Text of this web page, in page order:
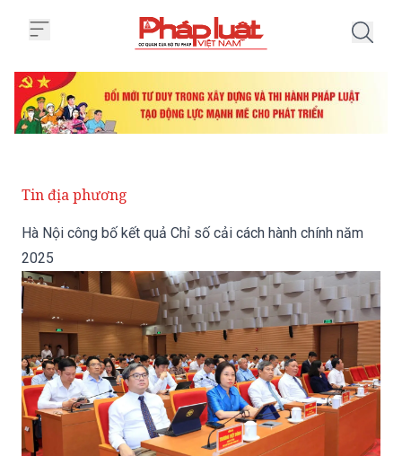
Tin địa phương
Hà Nội công bố kết quả Chỉ số cải cách hành chính năm
2025